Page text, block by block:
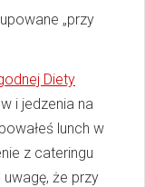
„przy
Diety
i jedzenia na
lunch w
z cateringu
że przy